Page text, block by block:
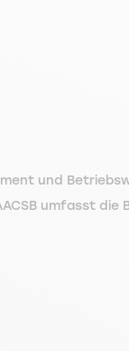
und
umfasst die